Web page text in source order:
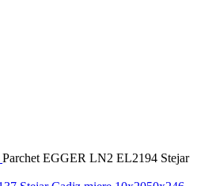
Parchet EGGER LN2 EL2194 Stejar